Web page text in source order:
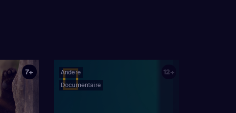
7+
Andere
Documentaire
12+